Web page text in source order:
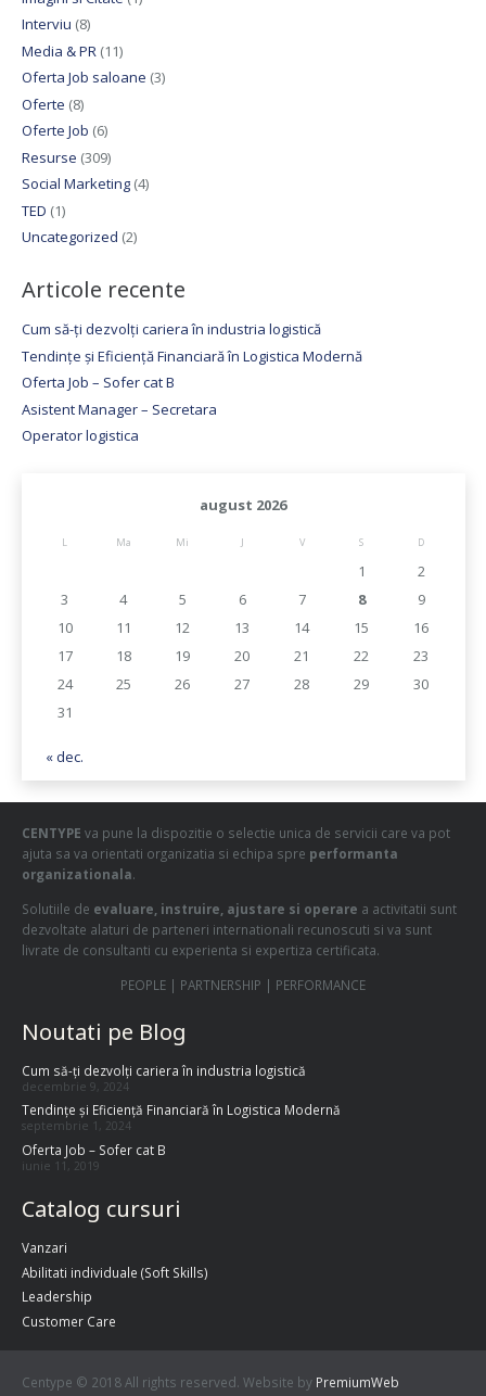
Interviu (8)
Media & PR (11)
Oferta Job saloane (3)
Oferte (8)
Oferte Job (6)
Resurse (309)
Social Marketing(4)
TED (1)
Uncategorized (2)
Articole recente
Cum să-ți dezvolți cariera în industria logistică
Tendințe și Eficiență Financiară în Logistica Modernă
Oferta Job – Sofer cat B
Asistent Manager – Secretara
Operator logistica
august 2026
L Ma Mi J V S D
1
2
3
4 5 6 7 8
9
10
11 12 13 14 15
16
17
18 19 20 21 22
23
24
25 26 27 28 29
30
31
« dec.
CENTYPE va pune la dispozitie o selectie unica de servicii care va pot
ajuta sa va orientati organizatia si echipa spre performanta
organizationala.
Solutiile de evaluare, instruire, ajustare si operare a activitatii sunt
dezvoltate alaturi de parteneri internationali recunoscuti si va sunt
livrate de consultanti cu experienta si expertiza certificata.
PEOPLE | PARTNERSHIP | PERFORMANCE
Noutati pe Blog
Cum să-ți dezvolți cariera în industria logistică
decembrie 9, 2024
Tendințe și Eficiență Financiară în Logistica Modernă
septembrie 1, 2024
Oferta Job – Sofer cat B
iunie 11, 2019
Catalog cursuri
Vanzari
Abilitati individuale (Soft Skills)
Leadership
Customer Care
Centype © 2018 All rights reserved. Website by PremiumWeb